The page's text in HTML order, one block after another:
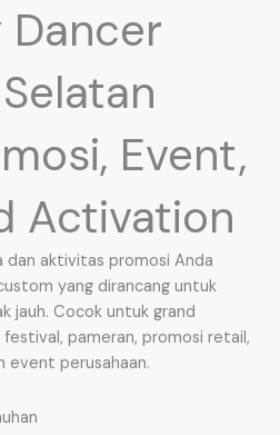
Dancer
Event,
Activation
dan aktivitas promosi Anda
yang dirancang untuk
jauh. Cocok untuk grand
pameran, promosi retail,
event perusahaan.